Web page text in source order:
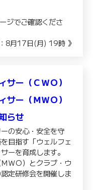
ジでご確認くださ
8月17日(月) 19時 》
サー（ＣＷＯ）
サー（ＭＷＯ）
らせ
の安心・安全を守
目指す「ウェルフェ
ーを育成します。
ＷＯ）とクラブ・ウ
定研修会を開催しま